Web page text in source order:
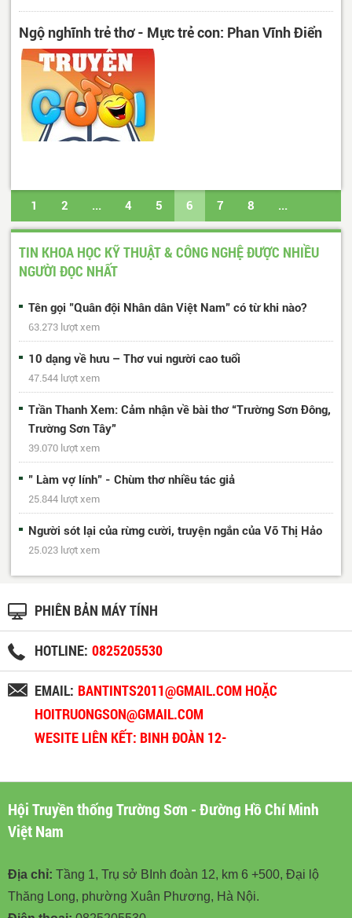
Ngộ nghĩnh trẻ thơ - Mực trẻ con: Phan Vĩnh Điển
1 2 ... 4 5 6 7 8 ...
63 64 Trang cuối
TIN KHOA HỌC KỸ THUẬT & CÔNG NGHỆ ĐƯỢC NHIỀU
NGƯỜI ĐỌC NHẤT
Tên gọi "Quân đội Nhân dân Việt Nam" có từ khi nào?
63.273 lượt xem
10 dạng về hưu – Thơ vui người cao tuổi
47.544 lượt xem
Trần Thanh Xem: Cảm nhận về bài thơ “Trường Sơn Đông,
Trường Sơn Tây”
39.070 lượt xem
" Làm vợ lính" - Chùm thơ nhiều tác giả
25.844 lượt xem
Người sót lại của rừng cười, truyện ngắn của Võ Thị Hảo
25.023 lượt xem
PHIÊN BẢN MÁY TÍNH
HOTLINE: 0825205530
EMAIL: BANTINTS2011@GMAIL.COM HOẶC
HOITRUONGSON@GMAIL.COM
WESITE LIÊN KẾT: BINH ĐOÀN 12-
Hội Truyền thống Trường Sơn - Đường Hồ Chí Minh
Việt Nam
Địa chỉ: Tầng 1, Trụ sở BInh đoàn 12, km 6 +500, Đại lộ
Thăng Long, phường Xuân Phương, Hà Nội.